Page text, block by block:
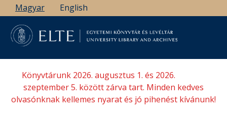
Ugrás
a
tartalomra
Magyar English
Könyvtárunk 2026. augusztus 1. és 2026.
szeptember 5. között zárva tart. Minden kedves
olvasónknak kellemes nyarat és jó pihenést kívánunk!